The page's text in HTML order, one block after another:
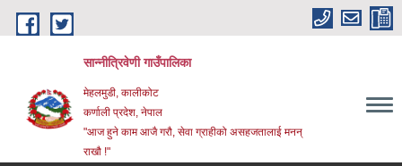
Skip to main content
सान्नीत्रिवेणी गाउँपालिका
मेहलमुडी, कालीकोट
कर्णाली प्रदेश, नेपाल
"आज हुने काम आजै गरौ, सेवा ग्राहीको असहजतालाई मनन्
राखौ !"